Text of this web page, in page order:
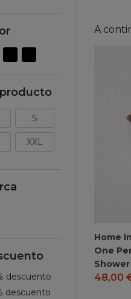
S
XXL
descuento
descuento
A
Home
One
Shower
48,00